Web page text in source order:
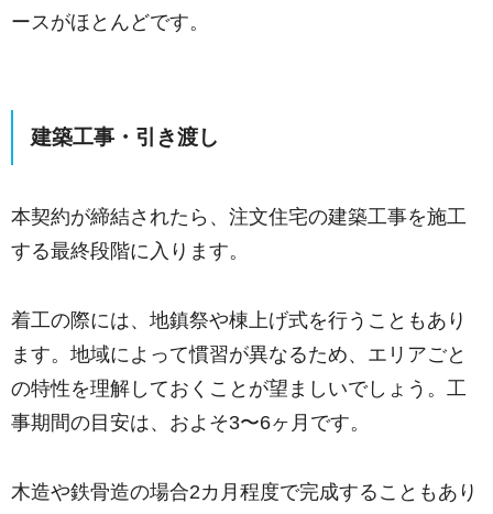
ースがほとんどです。
建築工事・引き渡し
本契約が締結されたら、注文住宅の建築工事を施工
する最終段階に入ります。
着工の際には、地鎮祭や棟上げ式を行うこともあり
ます。地域によって慣習が異なるため、エリアごと
の特性を理解しておくことが望ましいでしょう。工
事期間の目安は、およそ3〜6ヶ月です。
木造や鉄骨造の場合2カ月程度で完成することもあり